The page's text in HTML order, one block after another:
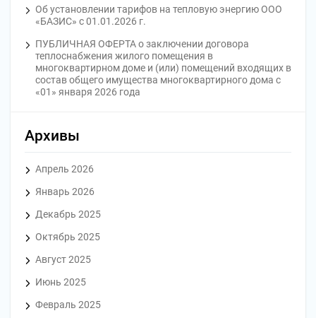
Об установлении тарифов на тепловую энергию ООО
«БАЗИС» с 01.01.2026 г.
ПУБЛИЧНАЯ ОФЕРТА o заключении договора
теплоснабжения жилого помещения в
многоквартирном доме и (или) помещений входящих в
состав общего имущества многоквартирного дома с
«01» января 2026 года
Архивы
Апрель 2026
Январь 2026
Декабрь 2025
Октябрь 2025
Август 2025
Июнь 2025
Февраль 2025